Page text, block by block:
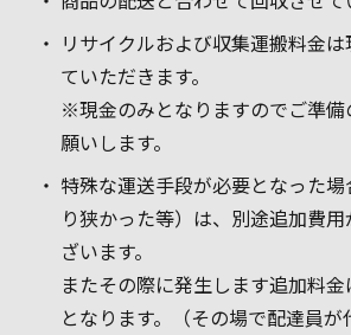
リサイクルおよび収集運搬料金
ていただきます。
※現金のみとなりますのでご準備
願いします。
特殊な運送手段が必要となった
り狭かった等）は、別途追加費
ざいます。
またその際に発生します追加料
となります。（その場で配達員